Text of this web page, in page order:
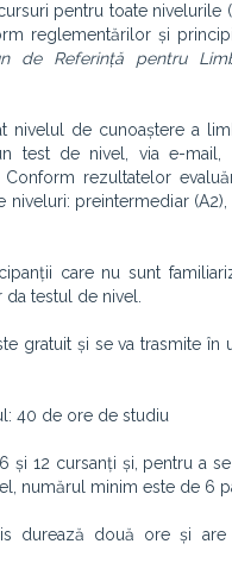
pentru toate nivelurile
reglementărilor și
de Referință pentru
nivelul de cunoaștere a
test de nivel, via e-mail,
Conform rezultatelor
preintermediar (A2),
care nu sunt
testul de nivel.
gratuit și se va trasmite în
40 de ore de studiu
și 12 cursanți și, pentru a
numărul minim este de 6
durează două ore și